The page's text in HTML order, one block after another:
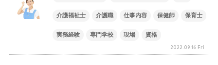
介護福祉士 介護職 仕事内容 保健師 保育士
実務経験 専門学校 現場 資格
2022.09.16 Fri